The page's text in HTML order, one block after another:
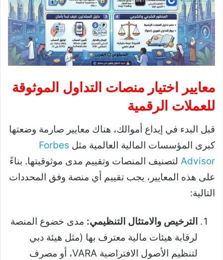
معايير اختيار منصات التداول الموثوقة
للعملات الرقمية
قبل البدء في إيداع أموالك، هناك معايير صارمة وضعتها
كبرى المؤسسات المالية العالمية مثل Forbes
Advisor لتصنيف المنصات وتقييم مدى موثوقيتها. بناءً
على هذه المعايير، يجب تقييم أي منصة وفق المحددات
التالية:
الترخيص والامتثال التنظيمي: مدى خضوع المنصة
لرقابة هيئات مالية معترف بها (مثل هيئة دبي
لتنظيم الأصول الافتراضية VARA، أو مصرف